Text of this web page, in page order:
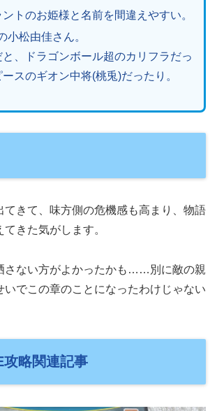
トのお姫様と名前を間違えやすい。
小松由佳さん。
、ドラゴンボール超のカリフラだっ
スのギオン中将(桃兎)だったり。
てきて、味方側の危機感も高まり、物語
きた気がします。
さない方がよかったかも……別に敵の親
いでこの章のことになったわけじゃない
攻略関連記事